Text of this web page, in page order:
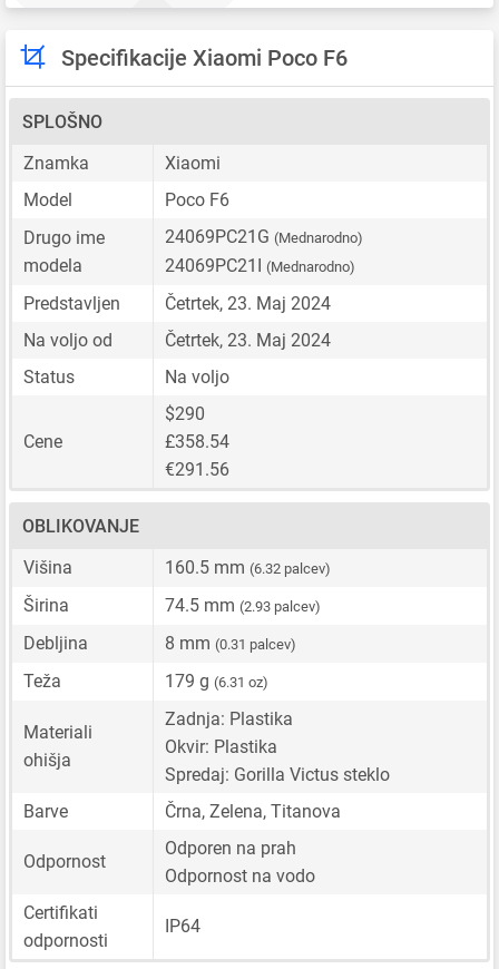
Specifikacije Xiaomi Poco F6
SPLOŠNO
Znamka
Xiaomi
Model
Poco F6
Drugo ime
modela
24069PC21G (Mednarodno)
24069PC21I (Mednarodno)
Predstavljen
Četrtek, 23. Maj 2024
Na voljo od
Četrtek, 23. Maj 2024
Status
Na voljo
Cene
$290
£358.54
€291.56
OBLIKOVANJE
Višina
160.5 mm (6.32 palcev)
Širina 74.5 mm (2.93 palcev)
Debljina 8 mm (0.31 palcev)
Teža 179 g (6.31 oz)
Materiali
ohišja
Zadnja: Plastika
Okvir: Plastika
Spredaj: Gorilla Victus steklo
Barve
Črna, Zelena, Titanova
Odpornost
Odporen na prah
Odpornost na vodo
Certifikati
odpornosti
IP64